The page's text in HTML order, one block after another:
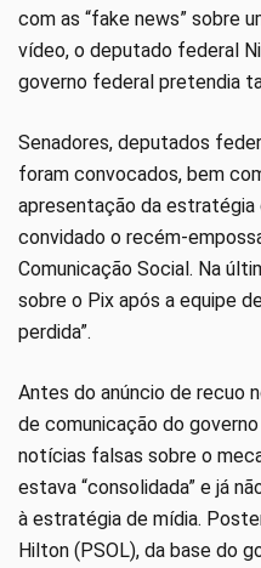
com as “fake news” sobre
vídeo, o deputado federal
governo federal pretendia
Senadores, deputados
foram convocados, bem
apresentação da
convidado o recém-
Comunicação Social. Na
sobre o Pix após a equipe
perdida”.
Antes do anúncio de recuo
de comunicação do
notícias falsas sobre o
estava “consolidada” e já
à estratégia de mídia.
Hilton (PSOL), da base do